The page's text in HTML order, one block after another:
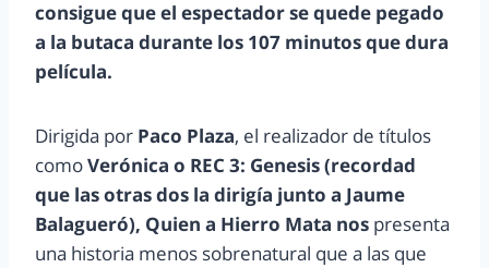
consigue que el espectador se quede pegado
a la butaca durante los 107 minutos que dura
película.
Dirigida por Paco Plaza, el realizador de títulos
comoVerónica o REC 3: Genesis (recordad
que las otras dos la dirigía junto a Jaume
Balagueró), Quien a Hierro Mata nos presenta
una historia menos sobrenatural que a las que